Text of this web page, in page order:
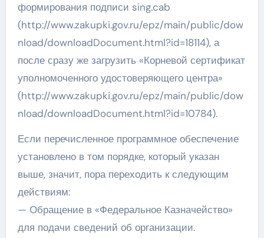
формирования подписи sing.cab
(http://www.zakupki.gov.ru/epz/main/public/dow
nload/downloadDocument.html?id=18114), а
после сразу же загрузить «Корневой сертификат
уполномоченного удостоверяющего центра»
(http://www.zakupki.gov.ru/epz/main/public/dow
nload/downloadDocument.html?id=10784).
Если перечисленное программное обеспечение
установлено в том порядке, который указан
выше, значит, пора переходить к следующим
действиям:
— Обращение в «Федеральное Казначейство»
для подачи сведений об организации.